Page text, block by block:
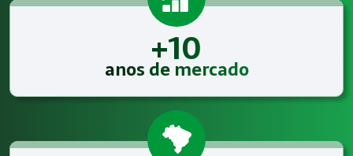
+10
anos de mercado